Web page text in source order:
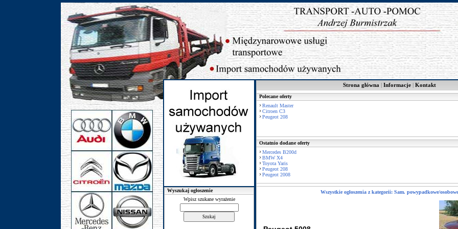
Wyszukaj ogłoszenie
Wpisz szukane wyrażenie
Strona główna | Informacje | Kontakt
Polecane oferty
Renault Master
Citroen C3
Peugeot 208
Ostatnio dodane oferty
Mercedes B200d
BMW X4
Toyota Yaris
Peugeot 208
Peugeot 2008
Wszystkie ogłoszenia z kategorii: Sam. powypadkowe/osobowe